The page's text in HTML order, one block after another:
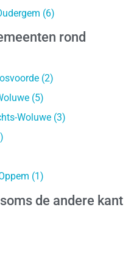
(6)
rond
(2)
(5)
Woluwe (3)
(1)
de andere kant